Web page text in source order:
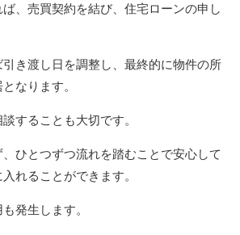
、売買契約を結び、住宅ローンの申し
き渡し日を調整し、最終的に物件の所
なります。
することも大切です。
ひとつずつ流れを踏むことで安心して
れることができます。
発生します。